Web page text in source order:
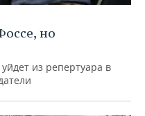
но
из репертуара в